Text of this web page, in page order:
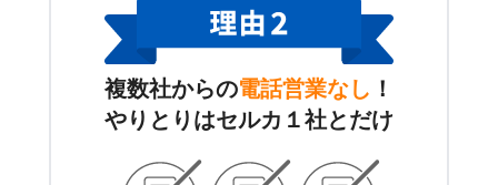
複数社からの電話営業なし ！
やりとりはセルカ１社とだけ